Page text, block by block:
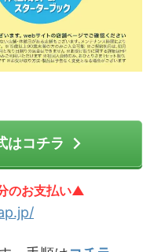
はコチラ
のお支払い▲